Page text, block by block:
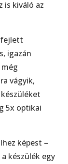
is kiváló az
fejlett
igazán
vágyik,
5x optikai
képest –
készülék egy